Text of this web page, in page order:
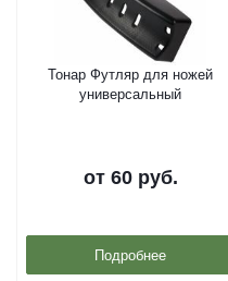
Тонар Футляр для ножей
универсальный
от 60 руб.
Подробнее